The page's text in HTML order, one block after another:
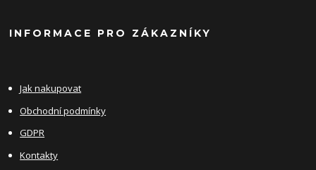
INFORMACE PRO ZÁKAZNÍKY
Jak nakupovat
Obchodní podmínky
GDPR
Kontakty